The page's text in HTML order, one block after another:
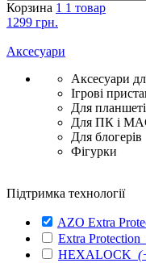
Корзина 1 1 товар
1299 грн.
Аксесуари
Аксесуари
Ігрові
Для
Для ПК і
Для блогерів
Фігурки
Підтримка технології
AZO Extra
Extra Protection
HEXALOCK